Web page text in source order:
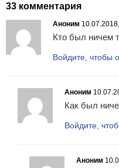
33 комментария
Аноним
Кто был ничем
Войдите, чтобы
Аноним
Как был
Войдите,
Аноним